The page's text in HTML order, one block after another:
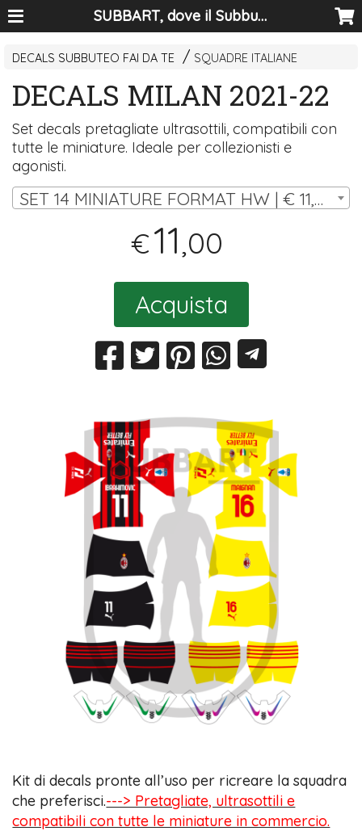
SUBBART, dove il Subbuteo diventa arte
DECALS SUBBUTEO FAI DA TE SQUADRE ITALIANE
DECALS MILAN 2021-22
Set decals pretagliate ultrasottili, compatibili con
tutte le miniature. Ideale per collezionisti e
agonisti.
SET 14 MINIATURE FORMAT HW | € 11,00
€11,00
Acquista
Kit di decals pronte all’uso per ricreare la squadra
che preferisci.---> Pretagliate, ultrasottili e
compatibili con tutte le miniature in commercio.